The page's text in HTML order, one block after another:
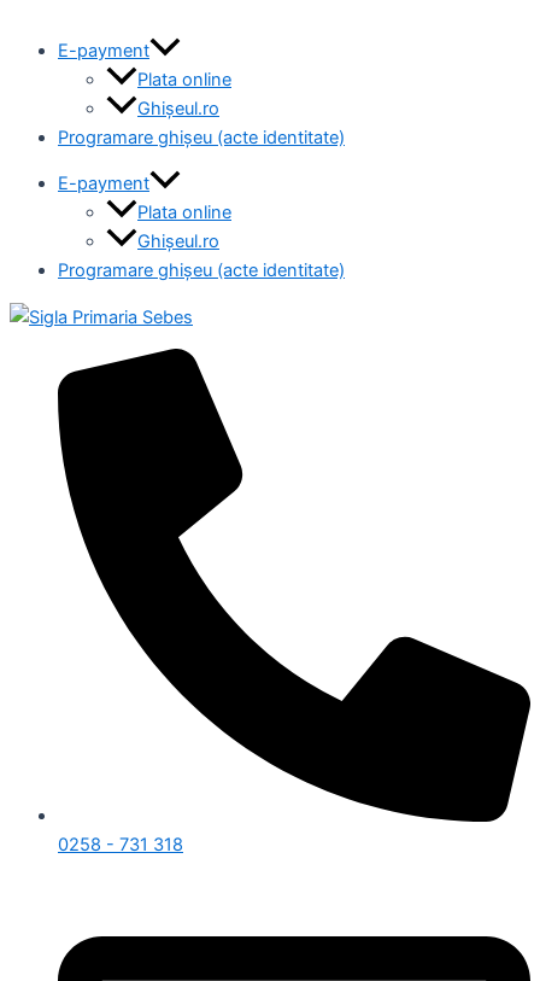
E-payment
Plata online
Ghișeul.ro
Programare ghișeu (acte identitate)
E-payment
Plata online
Ghișeul.ro
Programare ghișeu (acte identitate)
0258 - 731 318